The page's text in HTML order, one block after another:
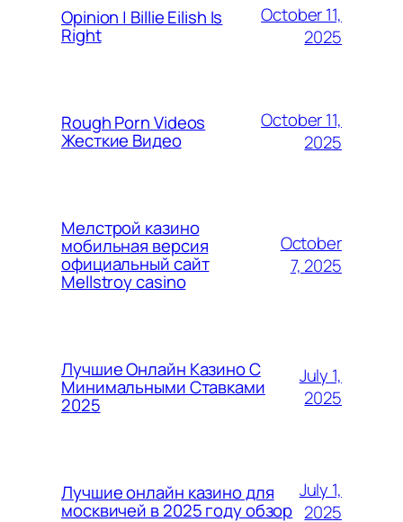
Opinion | Billie Eilish Is
Right
October 11,
2025
Rough Porn Videos
Жесткие Видео
October 11,
2025
Мелстрой казино
мобильная версия
официальный сайт
Mellstroy casino
October
7, 2025
Лучшие Онлайн Казино С
Минимальными Ставками
2025
July 1,
2025
Лучшие онлайн казино для
москвичей в 2025 году обзор
July 1,
2025